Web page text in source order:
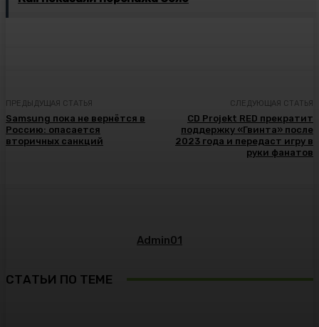
ПРЕДЫДУЩАЯ СТАТЬЯ
Samsung пока не вернётся в
Россию: опасается
вторичных санкций
СЛЕДУЮЩАЯ СТАТЬЯ
CD Projekt RED прекратит
поддержку «Гвинта» после
2023 года и передаст игру в
руки фанатов
Admin01
СТАТЬИ ПО ТЕМЕ